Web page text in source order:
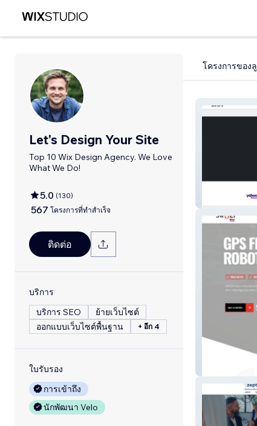
Let's Design Your Site
Top 10 Wix Design Agency. We Love
What We Do!
5.0 (130)
567 โครงการที่ทำสำเร็จ
ติดต่อ
บริการ
บริการ SEO
ย้ายเว็บไซต์
ออกแบบเว็บไซต์พื้นฐาน
+ อีก 4
ใบรับรอง
การเข้าถึง
นักพัฒนา Velo
โครงการของ
BIBO Salon